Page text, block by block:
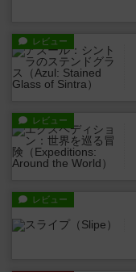
レビュー
レビュー
レビュー